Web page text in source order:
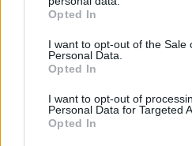
Opted In
I want to opt-out of the Sale
Personal Data.
Opted In
I want to opt-out of
Personal Data for Targeted
Opted In
A városi hőségnek évente 350
akár a városi hőszigethatás
KONYHAKONTROLLING
A közgazdaságtannak vannak
felháborítóan hangzanak, de